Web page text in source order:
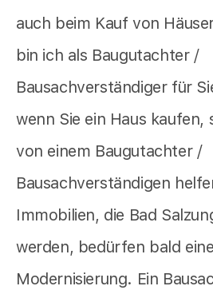
auch beim Kauf von
bin ich als Baugutachter /
Bausachverständiger für
wenn Sie ein Haus kaufen,
von einem Baugutachter /
Bausachverständigen
Immobilien, die Bad
werden, bedürfen bald
Modernisierung. Ein